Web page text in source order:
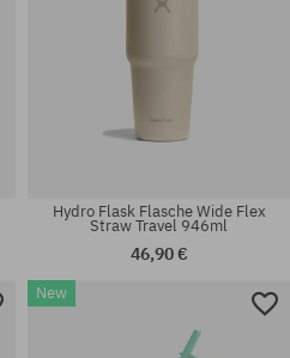
Hydro Flask Flasche Wide Flex
Straw Travel 946ml
46,90 €
New